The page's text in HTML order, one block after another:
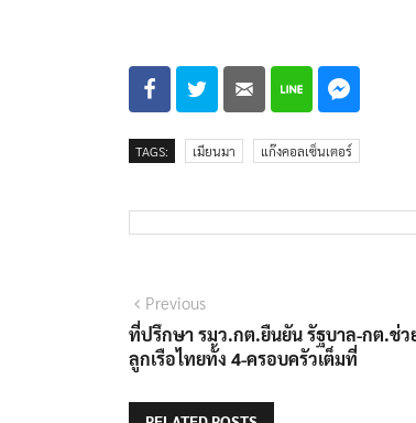
TAGS: เมียนมา แก๊งคอลเซ็นเตอร์
แนะแนว
เรื่อง
PreviousPrevious
post:
ที่ปรึกษา รมว.กต.ยืนยัน รัฐบาล-กต.ช่ว
ลูกเรือไทยทั้ง 4-ครอบครัวเต็มที่